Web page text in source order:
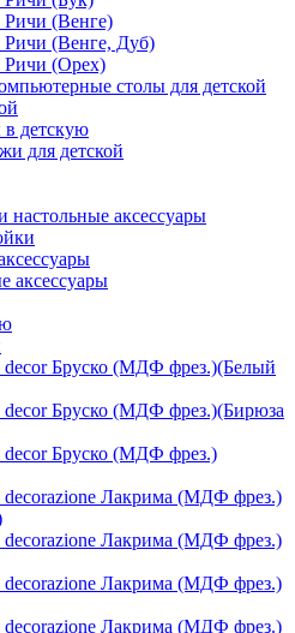
Ричи (Венге)
Ричи (Венге, Дуб)
Ричи (Орех)
столы для детской
детскую
для детской
настольные аксессуары
аксессуары
decor Бруско (МДФ фрез.)(Белый
decor Бруско (МДФ фрез.)(Бирюза
decor Бруско (МДФ фрез.)
decorazione Лакрима (МДФ фрез.)
decorazione Лакрима (МДФ фрез.)
decorazione Лакрима (МДФ фрез.)
decorazione Лакрима (МДФ фрез.)